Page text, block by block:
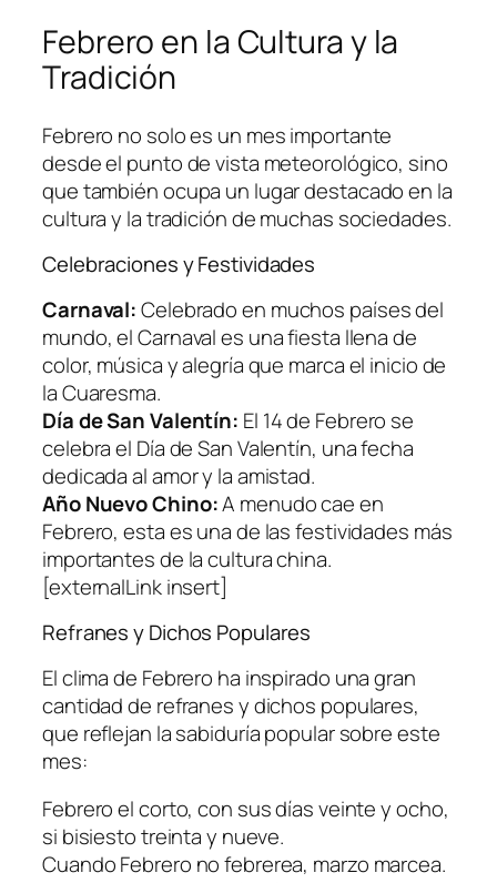
Febrero en la Cultura y la
Tradición
Febrero no solo es un mes importante
desde el punto de vista meteorológico, sino
que también ocupa un lugar destacado en la
cultura y la tradición de muchas sociedades.
Celebraciones y Festividades
Carnaval:Celebrado en muchos países del
mundo, el Carnaval es una fiesta llena de
color, música y alegría que marca el inicio de
la Cuaresma.
Día de San Valentín: El 14 de Febrero se
celebra el Día de San Valentín, una fecha
dedicada al amor y la amistad.
Año Nuevo Chino:A menudo cae en
Febrero, esta es una de las festividades más
importantes de la cultura china.
[externalLink insert]
Refranes y Dichos Populares
El clima de Febrero ha inspirado una gran
cantidad de refranes y dichos populares,
que reflejan la sabiduría popular sobre este
mes:
Febrero el corto, con sus días veinte y ocho,
si bisiesto treinta y nueve.
Cuando Febrero no febrerea, marzo marcea.